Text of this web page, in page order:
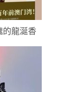
的龍涎香